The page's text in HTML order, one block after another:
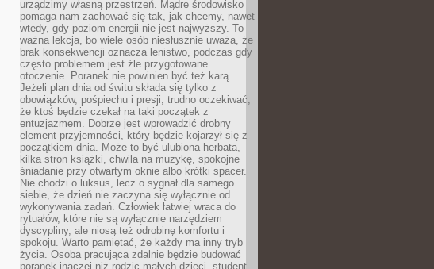
urządzimy własną przestrzeń. Mądre środowisko
pomaga nam zachować się tak, jak chcemy, nawet
wtedy, gdy poziom energii nie jest najwyższy. To
ważna lekcja, bo wiele osób niesłusznie uważa, że
brak konsekwencji oznacza lenistwo, podczas gdy
często problemem jest źle przygotowane
otoczenie. Poranek nie powinien być też karą.
Jeżeli plan dnia od świtu składa się tylko z
obowiązków, pośpiechu i presji, trudno oczekiwać,
że ktoś będzie czekał na taki początek z
entuzjazmem. Dobrze jest wprowadzić drobny
element przyjemności, który będzie kojarzył się z
początkiem dnia. Może to być ulubiona herbata,
kilka stron książki, chwila na muzykę, spokojne
śniadanie przy otwartym oknie albo krótki spacer.
Nie chodzi o luksus, lecz o sygnał dla samego
siebie, że dzień nie zaczyna się wyłącznie od
wykonywania zadań. Człowiek łatwiej wraca do
rytuałów, które nie są wyłącznie narzędziem
dyscypliny, ale niosą też odrobinę komfortu i
spokoju. Warto pamiętać, że każdy ma inny tryb
życia. Osoba pracująca zdalnie będzie budować
poranek inaczej niż rodzic małych dzieci, student